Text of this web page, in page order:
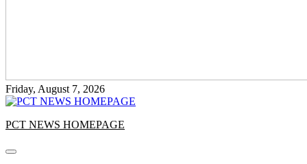
Friday, August 7, 2026
PCT NEWS HOMEPAGE